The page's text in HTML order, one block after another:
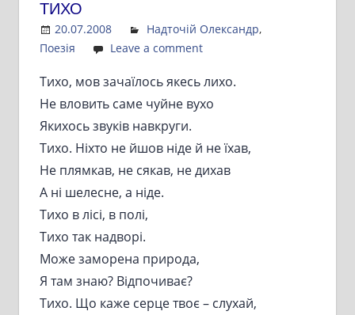
ТИХО
20.07.2008 Admin
Надточій Олександр,
Поезія
Leave a comment
Тихо, мов зачаїлось якесь лихо.
Не вловить саме чуйне вухо
Якихось звуків навкруги.
Тихо. Ніхто не йшов ніде й не їхав,
Не плямкав, не сякав, не дихав
А ні шелесне, а ніде.
Тихо в лісі, в полі,
Тихо так надворі.
Може заморена природа,
Я там знаю? Відпочиває?
Тихо. Що каже серце твоє – слухай,